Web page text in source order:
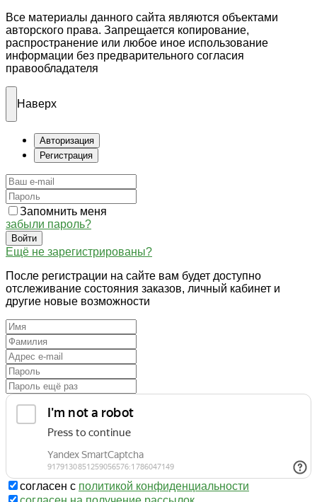
Все материалы данного сайта являются объектами
авторского права. Запрещается копирование,
распространение или любое иное использование
информации без предварительного согласия
правообладателя
Наверх
Авторизация
Регистрация
Запомнить меня
забыли пароль?
Войти
Ещё не зарегистрированы?
После регистрации на сайте вам будет доступно
отслеживание состояния заказов, личный кабинет и
другие новые возможности
согласен с политикой конфиденциальности